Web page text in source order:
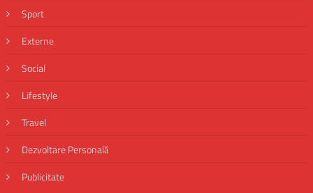
Sport
Externe
Social
Lifestyle
Travel
Dezvoltare Personală
Publicitate